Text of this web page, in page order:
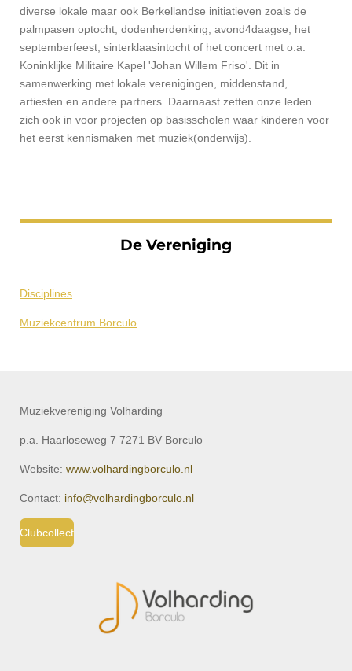
diverse lokale maar ook Berkellandse initiatieven zoals de
palmpasen optocht, dodenherdenking, avond4daagse, het
septemberfeest, sinterklaasintocht of het concert met o.a.
Koninklijke Militaire Kapel 'Johan Willem Friso'. Dit in
samenwerking met lokale verenigingen, middenstand,
artiesten en andere partners. Daarnaast zetten onze leden
zich ook in voor projecten op basisscholen waar kinderen voor
het eerst kennismaken met muziek(onderwijs).
De Vereniging
Disciplines
Muziekcentrum Borculo
Muziekvereniging Volharding
p.a. Haarloseweg 7 7271 BV Borculo
Website: www.volhardingborculo.nl
Contact: info@volhardingborculo.nl
Clubcollect